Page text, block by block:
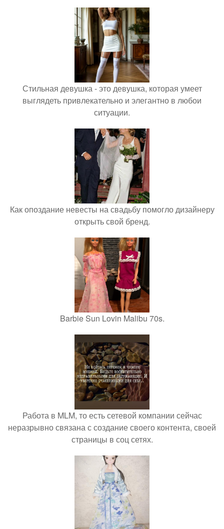
Стильная девушка - это девушка, которая умеет
выглядеть привлекательно и элегантно в любои
ситуации.
Как опоздание невесты на свадьбу помогло дизайнеру
открыть свой бренд.
Barbie Sun Lovin Malibu 70s.
Работа в MLM, то есть сетевой компании сейчас
неразрывно связана с создание своего контента, своей
страницы в соц сетях.